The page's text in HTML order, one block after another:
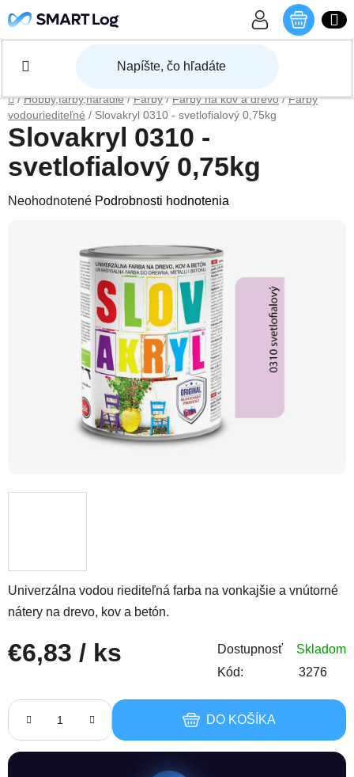
Domov
/ Hobby,farby,náradie / Farby / Farby na kov a drevo / Farby
vodouriediteľné / Slovakryl 0310 - svetlofialový 0,75kg
Univerzálna vodou riediteľná farba na vonkajšie a vnútorné
nátery na drevo, kov a betón.
€6,83 / ks Dostupnosť
Skladom
Kód:
3276
DO KOŠÍKA
Slovakryl 0310 -
svetlofialový 0,75kg
Priemerné hodnotenie produktu je 0,0 z 5 hviezdičiek.
Neohodnotené Podrobnosti hodnotenia